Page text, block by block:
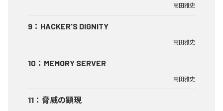
高田雅史
9 ： HACKER'S DIGNITY
高田雅史
10 ： MEMORY SERVER
高田雅史
11 ： 脅威の顕現